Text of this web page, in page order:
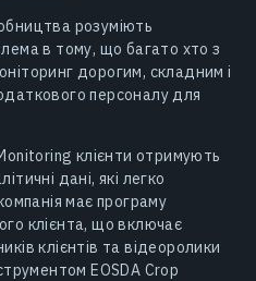
розуміють
в тому, що багато хто з
дорогим, складним і
персоналу для
клієнти отримують
дані, які легко
має програму
клієнта, що включає
клієнтів та відеоролики
EOSDA Crop